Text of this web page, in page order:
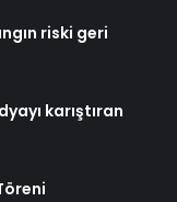
riski geri
karıştıran